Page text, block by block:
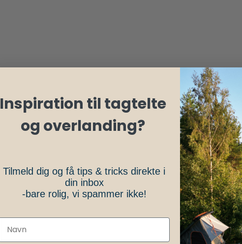
Inspiration til tagtelte
og overlanding?
Tilmeld dig og få tips & tricks direkte i
din inbox
-bare rolig, vi spammer ikke!